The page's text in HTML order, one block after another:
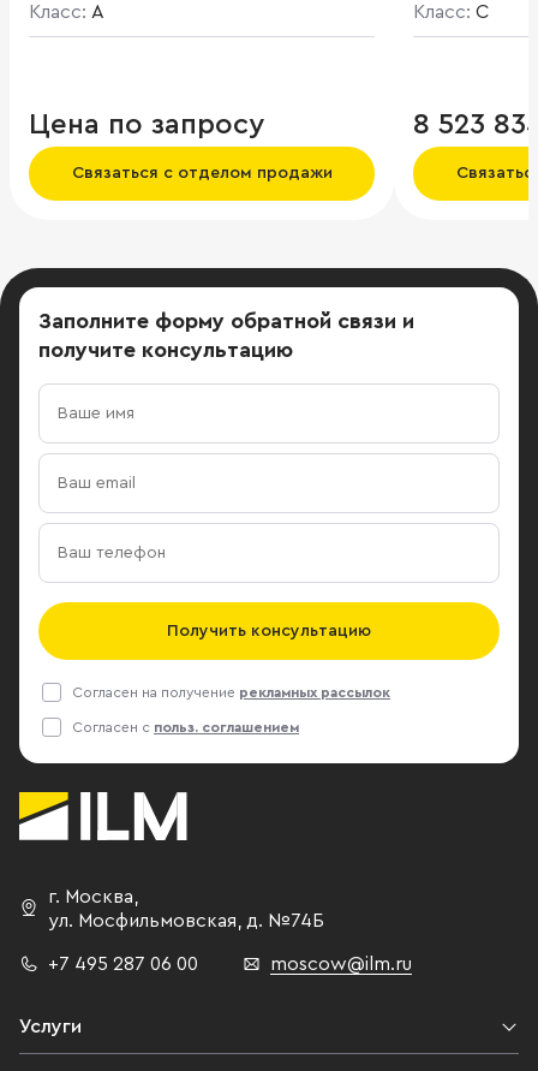
использованы высококачественные
натуральные материалы,
Класс: A
Цена по запросу
Связаться с отделом продажи
Класс: C
8 523
Заполните форму обратной связи и
получите консультацию
Получить консультацию
Согласен на получение рекламных рассылок
Согласен с польз. соглашением
г. Москва,
ул. Мосфильмовская, д. №74Б
+7 495 287 06 00 moscow@ilm.ru
Услуги